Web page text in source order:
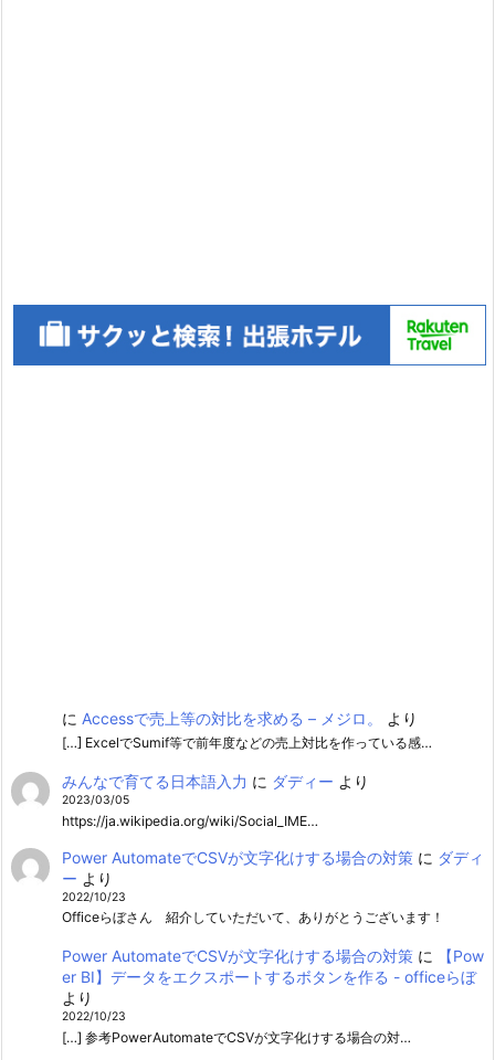
に Accessで売上等の対比を求める – メジロ。 より
[…] ExcelでSumif等で前年度などの売上対比を作っている感…
みんなで育てる日本語入力 に ダディー より
2023/03/05
https://ja.wikipedia.org/wiki/Social_IME…
Power AutomateでCSVが文字化けする場合の対策に ダディ
ー より
2022/10/23
Officeらぼさん 紹介していただいて、ありがとうございます！
Power AutomateでCSVが文字化けする場合の対策に
【Pow
er BI】データをエクスポートするボタンを作る - officeらぼ
より
2022/10/23
[…] 参考PowerAutomateでCSVが文字化けする場合の対…